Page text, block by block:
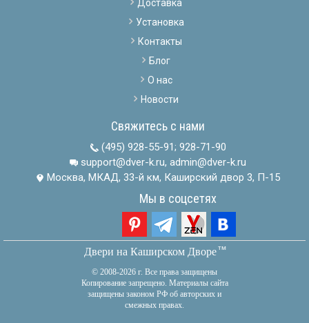
Доставка
Установка
Контакты
Блог
О нас
Новости
Свяжитесь с нами
(495) 928-55-91; 928-71-90
support@dver-k.ru, admin@dver-k.ru
Москва, МКАД, 33-й км, Каширский двор 3, П-15
Мы в соцсетях
Двери на Каширском Дворетм
© 2008-2026 г. Все права защищены
Копирование запрещено. Материалы сайта
защищены законом РФ об авторских и
смежных правах.